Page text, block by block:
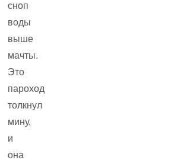
сноп
воды
выше
мачты.
Это
пароход
толкнул
мину,
и
она